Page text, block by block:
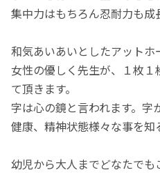
集中力はもちろん忍耐力も成
和気あいあいとしたアットホ
女性の優しく先生が、１枚
て頂きます。
字は心の鏡と言われます。字
健康、精神状態様々な事を知
幼児から大人までどなたでも